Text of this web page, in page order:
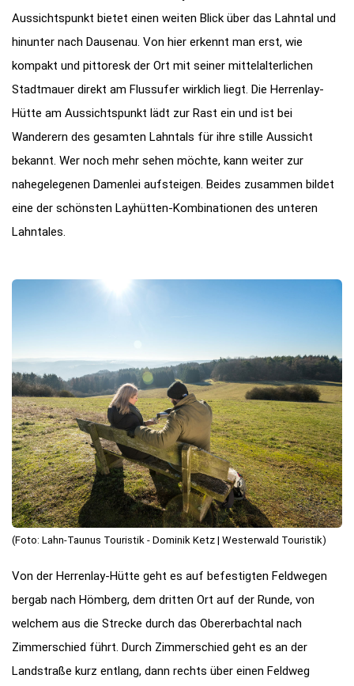
Aussichtspunkt bietet einen weiten Blick über das Lahntal und
hinunter nach Dausenau. Von hier erkennt man erst, wie
kompakt und pittoresk der Ort mit seiner mittelalterlichen
Stadtmauer direkt am Flussufer wirklich liegt. Die Herrenlay-
Hütte am Aussichtspunkt lädt zur Rast ein und ist bei
Wanderern des gesamten Lahntals für ihre stille Aussicht
bekannt. Wer noch mehr sehen möchte, kann weiter zur
nahegelegenen Damenlei aufsteigen. Beides zusammen bildet
eine der schönsten Layhütten-Kombinationen des unteren
Lahntales.
(Foto: Lahn-Taunus Touristik - Dominik Ketz | Westerwald Touristik)
Von der Herrenlay-Hütte geht es auf befestigten Feldwegen
bergab nach Hömberg, dem dritten Ort auf der Runde, von
welchem aus die Strecke durch das Obererbachtal nach
Zimmerschied führt. Durch Zimmerschied geht es an der
Landstraße kurz entlang, dann rechts über einen Feldweg